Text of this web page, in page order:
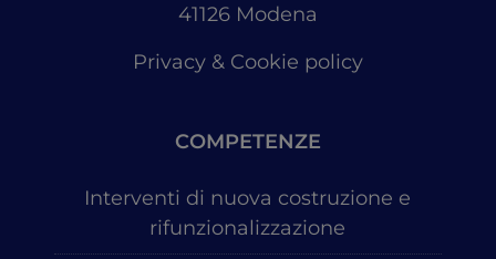
41126 Modena
Privacy & Cookie policy
COMPETENZE
Interventi di nuova costruzione e
rifunzionalizzazione